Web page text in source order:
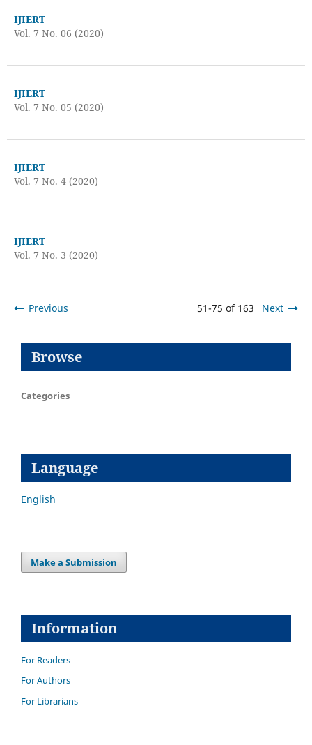
IJIERT
Vol. 7 No. 06 (2020)
IJIERT
Vol. 7 No. 05 (2020)
IJIERT
Vol. 7 No. 4 (2020)
IJIERT
Vol. 7 No. 3 (2020)
Previous 51-75 of 163 Next
Browse
Categories
Language
English
Make a Submission
Information
For Readers
For Authors
For Librarians